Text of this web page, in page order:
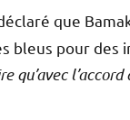
que
bleus pour
qu’avec